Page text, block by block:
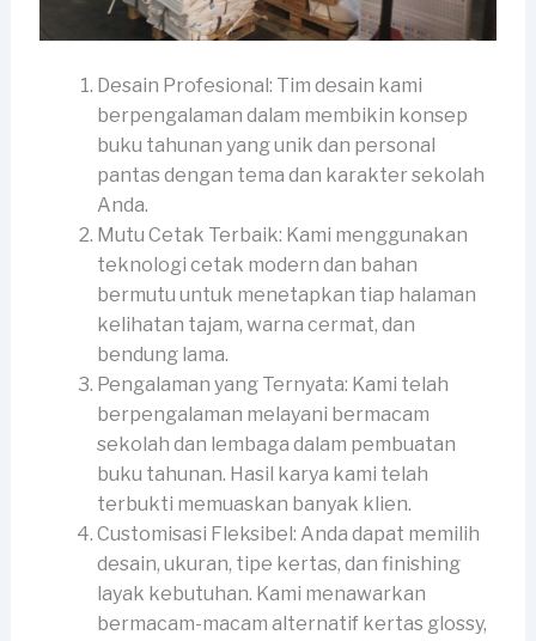
Desain Profesional: Tim desain kami
berpengalaman dalam membikin konsep
buku tahunan yang unik dan personal
pantas dengan tema dan karakter sekolah
Anda.
Mutu Cetak Terbaik: Kami menggunakan
teknologi cetak modern dan bahan
bermutu untuk menetapkan tiap halaman
kelihatan tajam, warna cermat, dan
bendung lama.
Pengalaman yang Ternyata: Kami telah
berpengalaman melayani bermacam
sekolah dan lembaga dalam pembuatan
buku tahunan. Hasil karya kami telah
terbukti memuaskan banyak klien.
Customisasi Fleksibel: Anda dapat memilih
desain, ukuran, tipe kertas, dan finishing
layak kebutuhan. Kami menawarkan
bermacam-macam alternatif kertas glossy,